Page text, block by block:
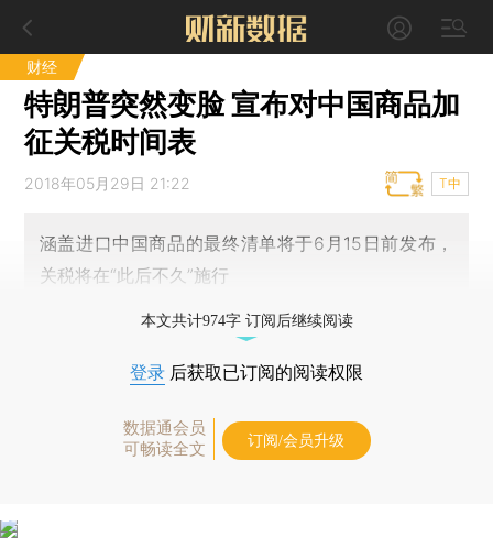
财经
特朗普突然变脸 宣布对中国商品加
征关税时间表
2018年05月29日 21:22 T中
涵盖进口中国商品的最终清单将于6月15日前发布，
关税将在“此后不久”施行
本文共计974字 订阅后继续阅读
登录 后获取已订阅的阅读权限
数据通会员
可畅读全文
订阅/会员升级